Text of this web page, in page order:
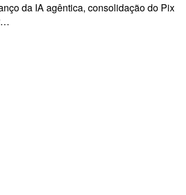
da IA agêntica, consolidação do Pix